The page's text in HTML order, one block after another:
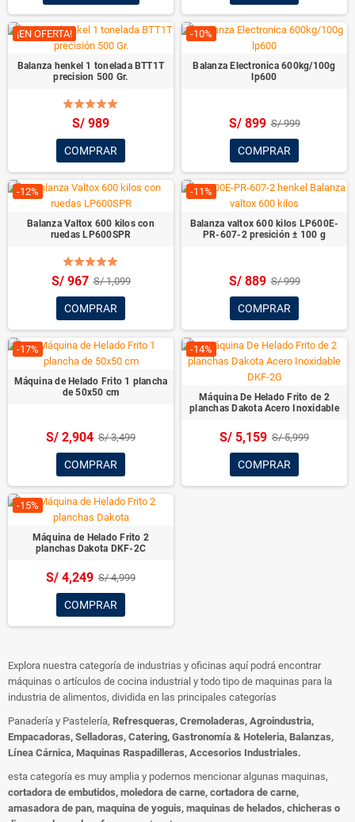
¡EN OFERTA!
Balanza henkel 1 tonelada BTT1T
precision 500 Gr.
S/ 989
COMPRAR
-10%
Balanza Electronica 600kg/100g
lp600
S/ 899 S/ 999
COMPRAR
-12%
Balanza Valtox 600 kilos con
ruedas LP600SPR
S/ 967 S/ 1,099
COMPRAR
-11%
Balanza valtox 600 kilos LP600E-
PR-607-2 presición ± 100 g
S/ 889 S/ 999
COMPRAR
-17%
Máquina de Helado Frito 1 plancha
de 50x50 cm
S/ 2,904 S/ 3,499
COMPRAR
-14%
Máquina De Helado Frito de 2
planchas Dakota Acero Inoxidable
S/ 5,159 S/ 5,999
COMPRAR
-15%
Máquina de Helado Frito 2
planchas Dakota DKF-2C
S/ 4,249 S/ 4,999
COMPRAR
Explora nuestra categoría de industrias y oficinas aquí podrá encontrar
máquinas o artículos de cocina industrial y todo tipo de maquinas para la
industria de alimentos, dividida en las principales categorías
Panadería y Pastelería, Refresqueras, Cremoladeras, Agroindustria,
Empacadoras, Selladoras, Catering, Gastronomía & Hoteleria, Balanzas,
Línea Cárnica, Maquinas Raspadilleras, Accesorios Industriales.
esta categoría es muy amplia y podemos mencionar algunas maquinas,
cortadora de embutidos, moledora de carne, cortadora de carne,
amasadora de pan, maquina de yoguis, maquinas de helados, chicheras o